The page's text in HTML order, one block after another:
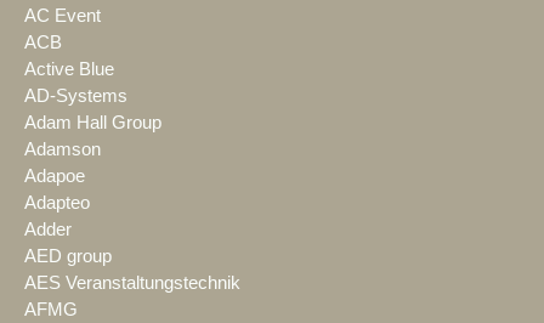
AC Event
ACB
Active Blue
AD-Systems
Adam Hall Group
Adamson
Adapoe
Adapteo
Adder
AED group
AES Veranstaltungstechnik
AFMG